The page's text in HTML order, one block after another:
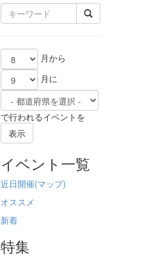
月から
月に
で行われるイベントを
表示
イベント一覧
近日開催(マップ)
オススメ
新着
特集